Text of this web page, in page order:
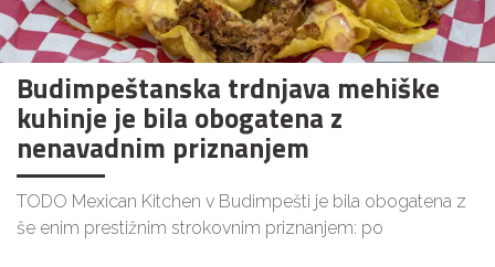
Budimpeštanska trdnjava mehiške
kuhinje je bila obogatena z
nenavadnim priznanjem
TODO Mexican Kitchen v Budimpešti je bila obogatena z
še enim prestižnim strokovnim priznanjem: po